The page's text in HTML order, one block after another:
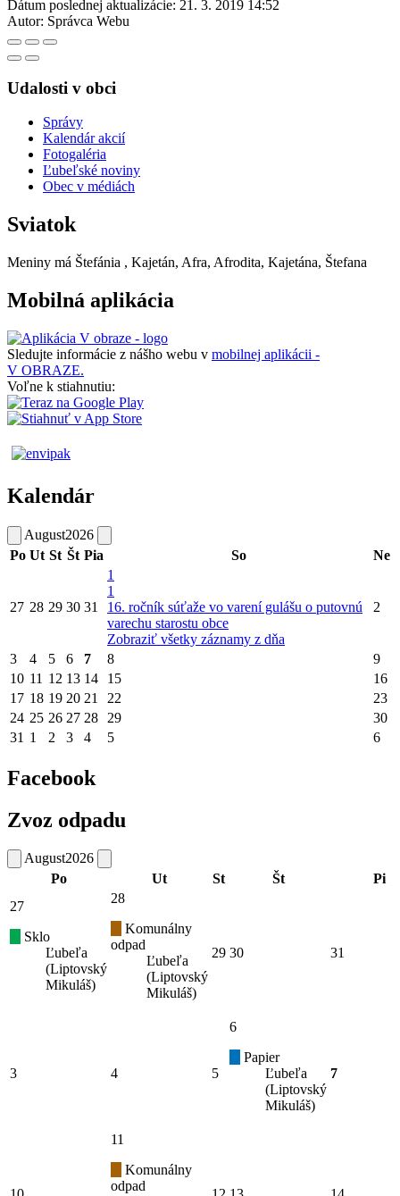
Dátum poslednej aktualizácie: 21. 3. 2019 14:52
Autor: Správca Webu
Udalosti v obci
Správy
Kalendár akcií
Fotogaléria
Ľubeľské noviny
Obec v médiách
Sviatok
Meniny má Štefánia , Kajetán, Afra, Afrodita, Kajetána, Štefana
Mobilná aplikácia
Sledujte informácie z nášho webu v mobilnej aplikácii -
V OBRAZE.
Voľne k stiahnutiu:
Kalendár
August2026
Po Ut St Št Pia So Ne
27 28 29 30 31
1
1
16. ročník súťaže vo varení gulášu o putovnú
varechu starostu obce
Zobraziť všetky záznamy z dňa
2
3 4 5 6 7 8
9
10 11 12 13 14 15
16
17 18 19 20 21 22
23
24 25 26 27 28 29
30
31 1 2 3 4 5 6
Facebook
Zvoz odpadu
August2026
Po
Ut St Št
Pi
27
Sklo
Ľubeľa
(Liptovský
Mikuláš)
28
Komunálny
odpad
Ľubeľa
(Liptovský
Mikuláš)
29 30 31
3 4 5
6
Papier
Ľubeľa
(Liptovský
Mikuláš)
7
11
Komunálny
odpad